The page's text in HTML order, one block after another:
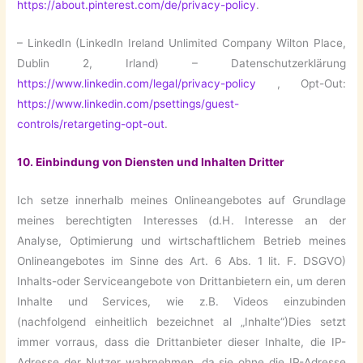
https://about.pinterest.com/de/privacy-policy.
– LinkedIn (LinkedIn Ireland Unlimited Company Wilton Place,
Dublin 2, Irland) – Datenschutzerklärung
https://www.linkedin.com/legal/privacy-policy , Opt-Out:
https://www.linkedin.com/psettings/guest-
controls/retargeting-opt-out.
10. Einbindung von Diensten und Inhalten Dritter
Ich setze innerhalb meines Onlineangebotes auf Grundlage
meines berechtigten Interesses (d.H. Interesse an der
Analyse, Optimierung und wirtschaftlichem Betrieb meines
Onlineangebotes im Sinne des Art. 6 Abs. 1 lit. F. DSGVO)
Inhalts-oder Serviceangebote von Drittanbietern ein, um deren
Inhalte und Services, wie z.B. Videos einzubinden
(nachfolgend einheitlich bezeichnet al „Inhalte“)Dies setzt
immer vorraus, dass die Drittanbieter dieser Inhalte, die IP-